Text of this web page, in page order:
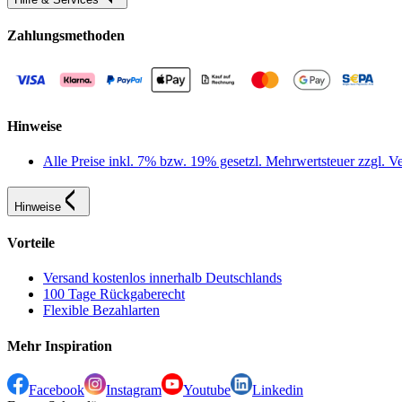
Zahlungsmethoden
Hinweise
Alle Preise inkl. 7% bzw. 19% gesetzl. Mehrwertsteuer zzgl.
Hinweise
Vorteile
Versand kostenlos innerhalb Deutschlands
100 Tage Rückgaberecht
Flexible Bezahlarten
Mehr Inspiration
Facebook Instagram Youtube
Linkedin